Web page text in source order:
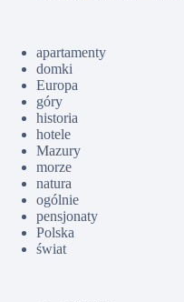
apartamenty
domki
Europa
góry
historia
hotele
Mazury
morze
natura
ogólnie
pensjonaty
Polska
świat